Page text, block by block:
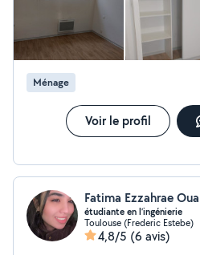
Ménage
Voir le profil
Fatima Ezzahrae
étudiante en l’ingénierie
Toulouse (Frederic Estebe)
4,8/5 (6 avis)